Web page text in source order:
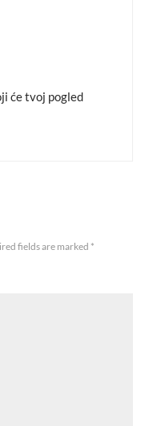
će tvoj pogled
fields are marked *